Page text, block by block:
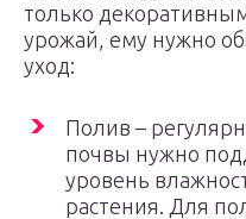
только
урожай, ему нужно
уход:
Полив –
почвы нужно
уровень
растения. Для